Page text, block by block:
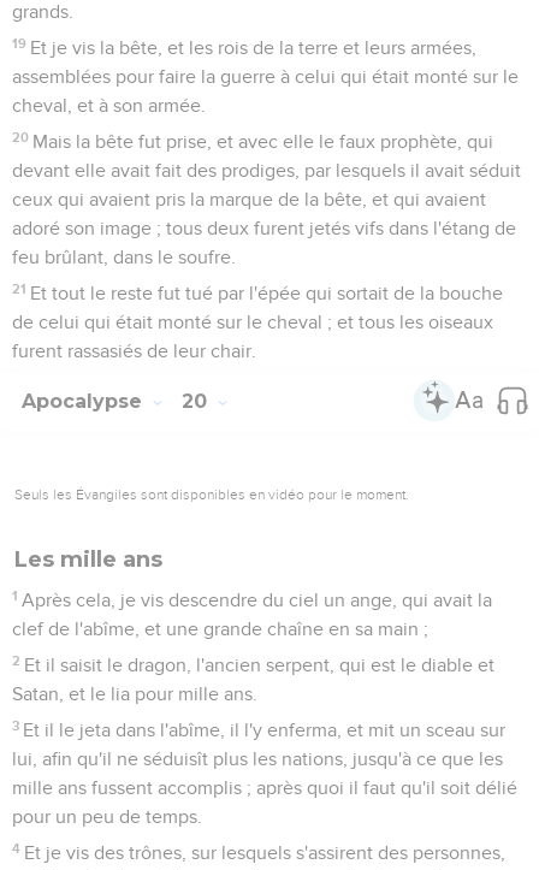
grands.
19 Et je vis la bête, et les rois de la terre et leurs armées,
assemblées pour faire la guerre à celui qui était monté sur le
cheval, et à son armée.
20 Mais la bête fut prise, et avec elle le faux prophète, qui
devant elle avait fait des prodiges, par lesquels il avait séduit
ceux qui avaient pris la marque de la bête, et qui avaient
adoré son image ; tous deux furent jetés vifs dans l'étang de
feu brûlant, dans le soufre.
21 Et tout le reste fut tué par l'épée qui sortait de la bouche
de celui qui était monté sur le cheval ; et tous les oiseaux
furent rassasiés de leur chair.
Apocalypse 20
Seuls les Évangiles sont disponibles en vidéo pour le moment.
Les mille ans
1 Après cela, je vis descendre du ciel un ange, qui avait la
clef de l'abîme, et une grande chaîne en sa main ;
2 Et il saisit le dragon, l'ancien serpent, qui est le diable et
Satan, et le lia pour mille ans.
3 Et il le jeta dans l'abîme, il l'y enferma, et mit un sceau sur
lui, afin qu'il ne séduisît plus les nations, jusqu'à ce que les
mille ans fussent accomplis ; après quoi il faut qu'il soit délié
pour un peu de temps.
4 Et je vis des trônes, sur lesquels s'assirent des personnes,